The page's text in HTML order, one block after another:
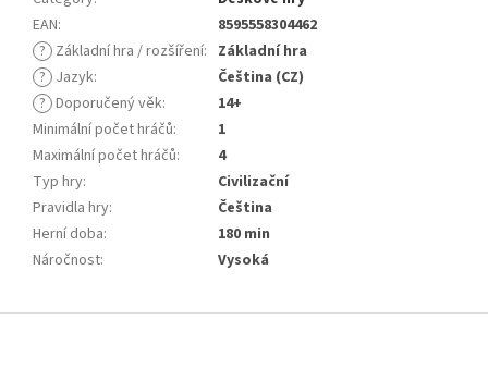
EAN:
8595558304462
? Základní hra / rozšíření: Základní hra
? Jazyk:
Čeština (CZ)
? Doporučený věk:
14+
Minimální počet hráčů:
1
Maximální počet hráčů:
4
Typ hry:
Civilizační
Pravidla hry:
Čeština
Herní doba:
180 min
Náročnost: Vysoká